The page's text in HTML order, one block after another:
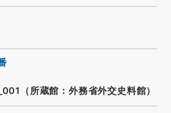
（所蔵館：外務省外交史料館）